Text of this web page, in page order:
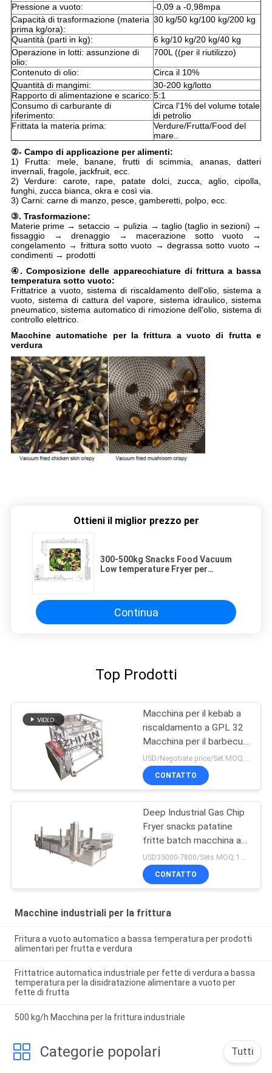
Pressione a vuoto:
-0,09 a -0,98mpa
Capacità di trasformazione (materia
prima kg/ora):
30 kg/50 kg/100 kg/200 kg
Quantità (parti in kg):
6 kg/10 kg/20 kg/40 kg
Operazione in lotti: assunzione di
olio:
700L ((per il riutilizzo)
Contenuto di olio:
Circa il 10%
Quantità di mangimi:
30-200 kg/lotto
Rapporto di alimentazione e scarico: 5:1
Consumo di carburante di
riferimento:
Circa l'1% del volume totale
di petrolio
Frittata la materia prima:
Verdure/Frutta/Food del
mare..
②- Campo di applicazione per alimenti:
1) Frutta: mele, banane, frutti di scimmia, ananas, datteri
invernali, fragole, jackfruit, ecc.
2) Verdure: carote, rape, patate dolci, zucca, aglio, cipolla,
funghi, zucca bianca, okra e così via.
3) Carni: carne di manzo, pesce, gamberetti, polpo, ecc.
③. Trasformazione:
Materie prime → setaccio → pulizia → taglio (taglio in sezioni) →
fissaggio → drenaggio → macerazione sotto vuoto →
congelamento → frittura sotto vuoto → degrassa sotto vuoto →
condimenti → prodotti
④. Composizione delle apparecchiature di frittura a bassa
temperatura sotto vuoto:
Frittatrice a vuoto, sistema di riscaldamento dell'olio, sistema a
vuoto, sistema di cattura del vapore, sistema idraulico, sistema
pneumatico, sistema automatico di rimozione dell'olio, sistema di
controllo elettrico.
Macchine automatiche per la frittura a vuoto di frutta e
verdura
Ottieni il miglior prezzo per
300-500kg Snacks Food Vacuum
Low temperature Fryer per
Making Line
Continua
Top Prodotti
Macchina per il kebab a
riscaldamento a GPL 32
Macchina per il barbecue
a spugna
USD/Negotiate price/Set MOQ:1 set
CONTATTO
Deep Industrial Gas Chip
Fryer snacks patatine
fritte batch macchina a
fetta
CONTATTO
Macchine industriali per la frittura
Fritura a vuoto automatico a bassa temperatura per prodotti
alimentari per frutta e verdura
Frittatrice automatica industriale per fette di verdura a bassa
temperatura per la disidratazione alimentare a vuoto per
fette di frutta
500 kg/h Macchina per la frittura industriale
Categorie popolari Tutti